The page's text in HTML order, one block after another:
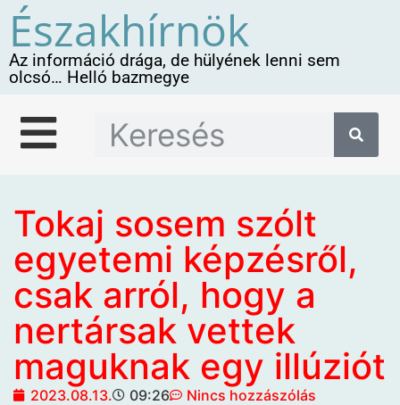
Északhírnök
Az információ drága, de hülyének lenni sem
olcsó… Helló bazmegye
Tokaj sosem szólt
egyetemi képzésről,
csak arról, hogy a
nertársak vettek
maguknak egy illúziót
2023.08.13. 09:26
Nincs hozzászólás